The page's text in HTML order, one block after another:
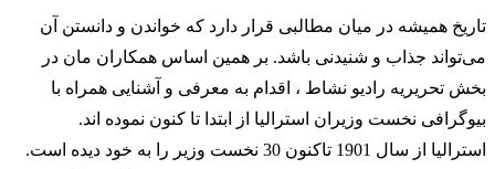
تاریخ همیشه در میان مطالبی قرار دارد که خواندن و دانستن آن
می‌تواند جذاب و شنیدنی باشد. بر همین اساس همکاران مان در
بخش تحریریه رادیو نشاط ، اقدام به معرفی و آشنایی همراه با
بیوگرافی نخست وزیران استرالیا از ابتدا تا کنون نموده اند.
استرالیا از سال 1901 تاکنون 30 نخست وزیر را به خود دیده است.